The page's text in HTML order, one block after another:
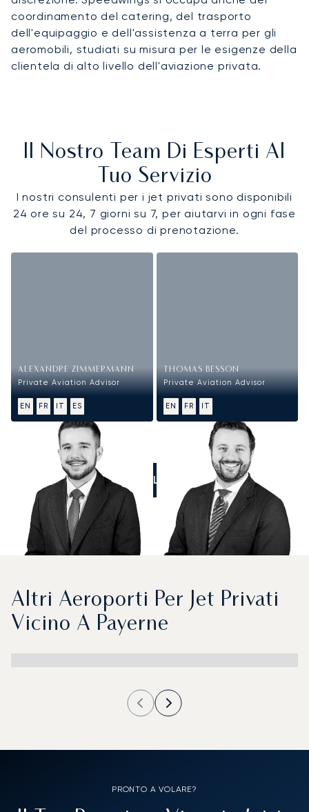
coordinamento del catering, del trasporto
dell'equipaggio e dell'assistenza a terra per gli
aeromobili, studiati su misura per le esigenze della
clientela di alto livello dell'aviazione privata.
Il Nostro Team Di Esperti Al
Tuo Servizio
I nostri consulenti per i jet privati sono disponibili
24 ore su 24, 7 giorni su 7, per aiutarvi in ogni fase
del processo di prenotazione.
ALEXANDRE ZIMMERMANN
Private Aviation Advisor
EN FR IT ES
THOMAS BESSON
Private Aviation Advisor
EN FR IT
CALL US
Altri Aeroporti Per Jet Privati
Vicino A Payerne
PRONTO A VOLARE?